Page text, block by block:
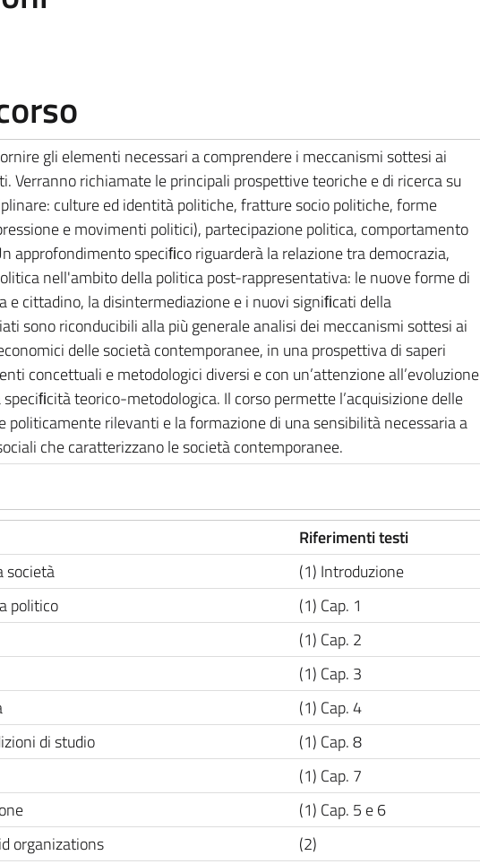
gli elementi necessari a comprendere i meccanismi sottesi ai
Verranno richiamate le principali prospettive teoriche e di ricerca su
culture ed identità politiche, fratture socio politiche, forme
e movimenti politici), partecipazione politica, comportamento
approfondimento speciﬁco riguarderà la relazione tra democrazia,
nell'ambito della politica post-rappresentativa: le nuove forme di
e cittadino, la disintermediazione e i nuovi signiﬁcati della
sono riconducibili alla più generale analisi dei meccanismi sottesi ai
delle società contemporanee, in una prospettiva di saperi
concettuali e metodologici diversi e con un’attenzione all’evoluzione
teorico-metodologica. Il corso permette l’acquisizione delle
politicamente rilevanti e la formazione di una sensibilità necessaria a
che caratterizzano le società contemporanee.
Riferimenti testi
società
(1) Introduzione
politico
(1) Cap. 1
(1) Cap. 2
(1) Cap. 3
(1) Cap. 4
di studio
(1) Cap. 8
(1) Cap. 7
(1) Cap. 5 e 6
organizations
(2)